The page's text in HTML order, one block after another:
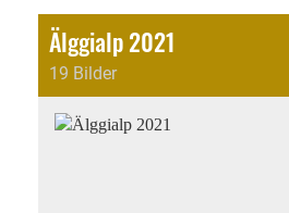
Älggialp 2021
19 Bilder